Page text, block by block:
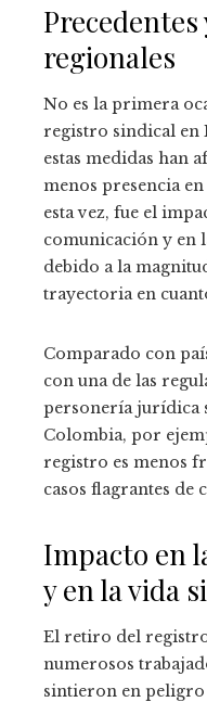
regionales
No es la primera
registro sindical en
estas medidas han
menos presencia
esta vez, fue el
comunicación y en
debido a la
trayectoria en
Comparado con
con una de las
personería jurídica
Colombia, por
registro es menos
casos flagrantes
Impacto en
y en la vida
El retiro del
numerosos
sintieron en peligro